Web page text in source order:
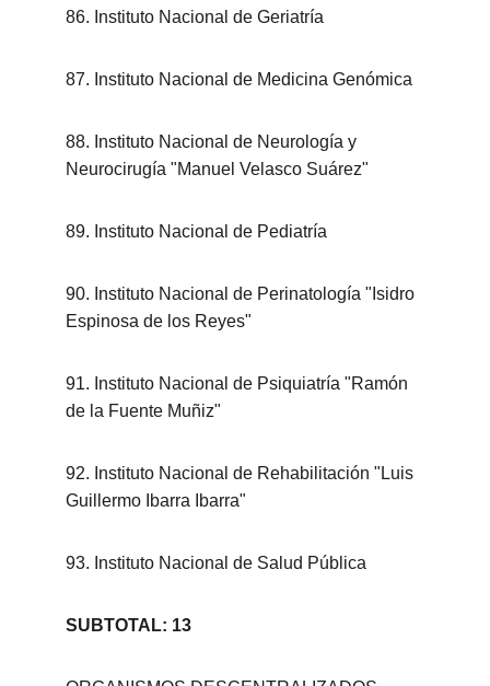
86. Instituto Nacional de Geriatría
87. Instituto Nacional de Medicina Genómica
88. Instituto Nacional de Neurología y
Neurocirugía "Manuel Velasco Suárez"
89. Instituto Nacional de Pediatría
90. Instituto Nacional de Perinatología "Isidro
Espinosa de los Reyes"
91. Instituto Nacional de Psiquiatría "Ramón
de la Fuente Muñiz"
92. Instituto Nacional de Rehabilitación "Luis
Guillermo Ibarra Ibarra"
93. Instituto Nacional de Salud Pública
SUBTOTAL: 13